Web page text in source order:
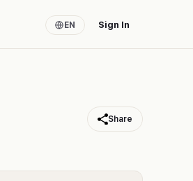
EN Sign In
Share